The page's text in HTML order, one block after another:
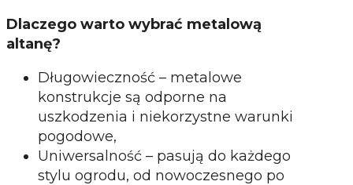
Dlaczego warto wybrać metalową
altanę?
Długowieczność – metalowe
konstrukcje są odporne na
uszkodzenia i niekorzystne warunki
pogodowe,
Uniwersalność – pasują do każdego
stylu ogrodu, od nowoczesnego po